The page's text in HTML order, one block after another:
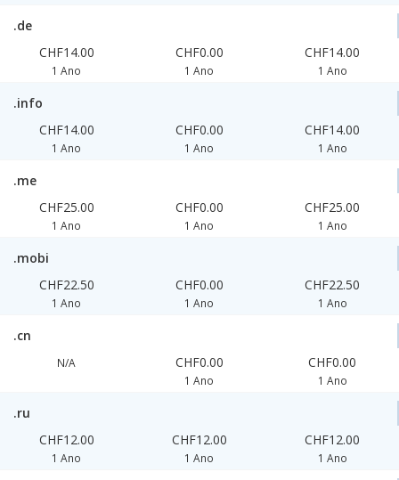
.de
CHF14.00
1 Ano
CHF0.00
1 Ano
CHF14.00
1 Ano
.info
CHF14.00
1 Ano
CHF0.00
1 Ano
CHF14.00
1 Ano
.me
CHF25.00
1 Ano
CHF0.00
1 Ano
CHF25.00
1 Ano
.mobi
CHF22.50
1 Ano
CHF0.00
1 Ano
CHF22.50
1 Ano
.cn
N/A CHF0.00
1 Ano
CHF0.00
1 Ano
.ru
CHF12.00
1 Ano
CHF12.00
1 Ano
CHF12.00
1 Ano